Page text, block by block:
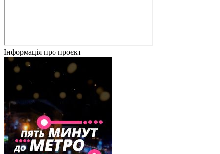
Інформація про проєкт